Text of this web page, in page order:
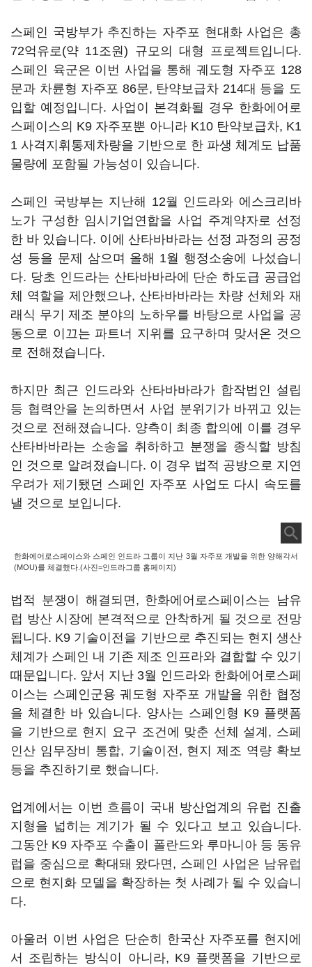
스페인 국방부가 추진하는 자주포 현대화 사업은 총
72억유로(약 11조원) 규모의 대형 프로젝트입니다.
스페인 육군은 이번 사업을 통해 궤도형 자주포 128
문과 차륜형 자주포 86문, 탄약보급차 214대 등을 도
입할 예정입니다. 사업이 본격화될 경우 한화에어로
스페이스의 K9 자주포뿐 아니라 K10 탄약보급차, K1
1 사격지휘통제차량을 기반으로 한 파생 체계도 납품
물량에 포함될 가능성이 있습니다.
스페인 국방부는 지난해 12월 인드라와 에스크리바
노가 구성한 임시기업연합을 사업 주계약자로 선정
한 바 있습니다. 이에 산타바바라는 선정 과정의 공정
성 등을 문제 삼으며 올해 1월 행정소송에 나섰습니
다. 당초 인드라는 산타바바라에 단순 하도급 공급업
체 역할을 제안했으나, 산타바바라는 차량 선체와 재
래식 무기 제조 분야의 노하우를 바탕으로 사업을 공
동으로 이끄는 파트너 지위를 요구하며 맞서온 것으
로 전해졌습니다.
하지만 최근 인드라와 산타바바라가 합작법인 설립
등 협력안을 논의하면서 사업 분위기가 바뀌고 있는
것으로 전해졌습니다. 양측이 최종 합의에 이를 경우
산타바바라는 소송을 취하하고 분쟁을 종식할 방침
인 것으로 알려졌습니다. 이 경우 법적 공방으로 지연
우려가 제기됐던 스페인 자주포 사업도 다시 속도를
낼 것으로 보입니다.
한화에어로스페이스와 스페인 인드라 그룹이 지난 3월 자주포 개발을 위한 양해각서
(MOU)를 체결했다.(사진=인드라그룹 홈페이지)
법적 분쟁이 해결되면, 한화에어로스페이스는 남유
럽 방산 시장에 본격적으로 안착하게 될 것으로 전망
됩니다. K9 기술이전을 기반으로 추진되는 현지 생산
체계가 스페인 내 기존 제조 인프라와 결합할 수 있기
때문입니다. 앞서 지난 3월 인드라와 한화에어로스페
이스는 스페인군용 궤도형 자주포 개발을 위한 협정
을 체결한 바 있습니다. 양사는 스페인형 K9 플랫폼
을 기반으로 현지 요구 조건에 맞춘 선체 설계, 스페
인산 임무장비 통합, 기술이전, 현지 제조 역량 확보
등을 추진하기로 했습니다.
업계에서는 이번 흐름이 국내 방산업계의 유럽 진출
지형을 넓히는 계기가 될 수 있다고 보고 있습니다.
그동안 K9 자주포 수출이 폴란드와 루마니아 등 동유
럽을 중심으로 확대돼 왔다면, 스페인 사업은 남유럽
으로 현지화 모델을 확장하는 첫 사례가 될 수 있습니
다.
아울러 이번 사업은 단순히 한국산 자주포를 현지에
서 조립하는 방식이 아니라, K9 플랫폼을 기반으로